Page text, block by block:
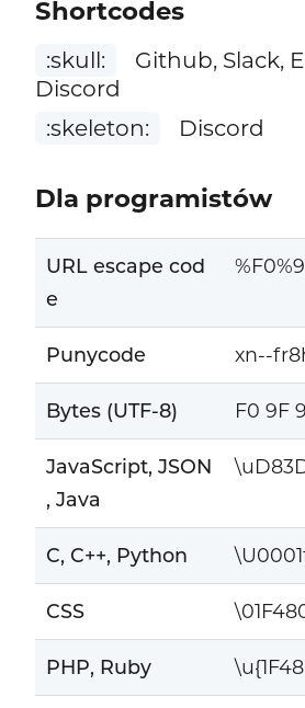
Shortcodes
:skull:
Github, Slack,
Discord
:skeleton:
Discord
Dla programistów
URL escape cod
e
Punycode xn--
Bytes (UTF-8) F0 9F
JavaScript, JSON
, Java
C, C++, Python
CSS
PHP, Ruby